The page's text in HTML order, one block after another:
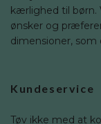
kærlighed til børn.
ønsker og
dimensioner, som
Kundeservice
Tøv ikke med at